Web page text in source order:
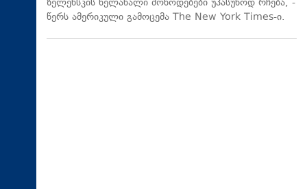
ზელენსკის ხელახალი მოწოდებები უპასუხოდ რჩება, -
წერს ამერიკული გამოცემა The New York Times-ი.